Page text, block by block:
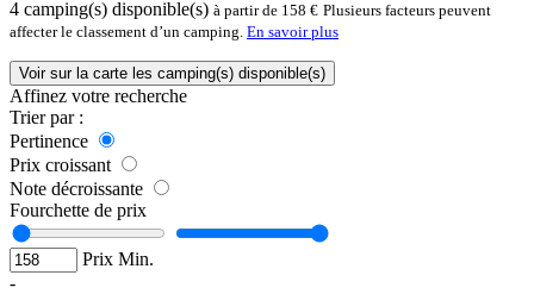
4 camping(s) disponible(s) à partir de 158 € Plusieurs facteurs peuvent
affecter le classement d’un camping. En savoir plus
Voir sur la carte les camping(s) disponible(s)
Affinez votre recherche
Trier par :
Pertinence
Prix croissant
Note décroissante
Fourchette de prix
Prix Min.
-